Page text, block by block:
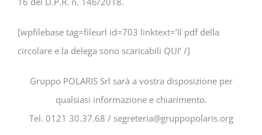
[wpfilebase tag=fileurl id=703 linktext=’Il pdf della
circolare e la delega sono scaricabili QUI’ /]
Gruppo POLARIS Srl sarà a vostra disposizione per
qualsiasi informazione e chiarimento.
Tel. 0121 30.37.68 / segreteria@gruppopolaris.org